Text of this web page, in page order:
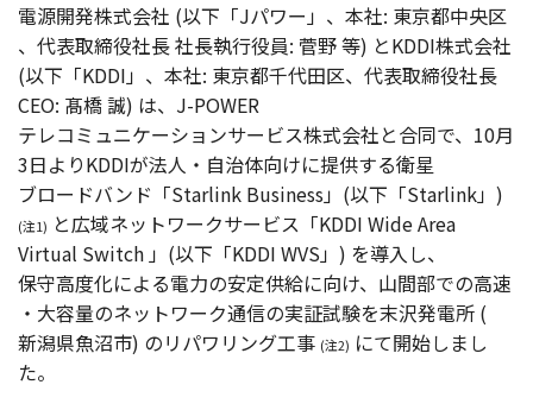
電源開発株式会社 (以下 「Jパワー」、 本社: 東京都中央区
、 代表取締役社長社長執行役員: 菅野等) とKDDI株式会社
(以下 「KDDI」、 本社: 東京都千代田区、 代表取締役社長
CEO: 髙橋誠) は、J-POWER
テレコミュニケーションサービス株式会社と合同で、10月
3日よりKDDIが法人 ・ 自治体向けに提供する衛星
ブロードバンド 「Starlink Business」(以下 「Starlink」)
(注1) と広域ネットワークサービス 「KDDI Wide Area
Virtual Switch 」(以下 「KDDI WVS」) を導入し、
保守高度化による電力の安定供給に向け、 山間部での高速
・ 大容量のネットワーク通信の実証試験を末沢発電所 (
新潟県魚沼市) のリパワリング工事 (注2) にて開始しまし
た。